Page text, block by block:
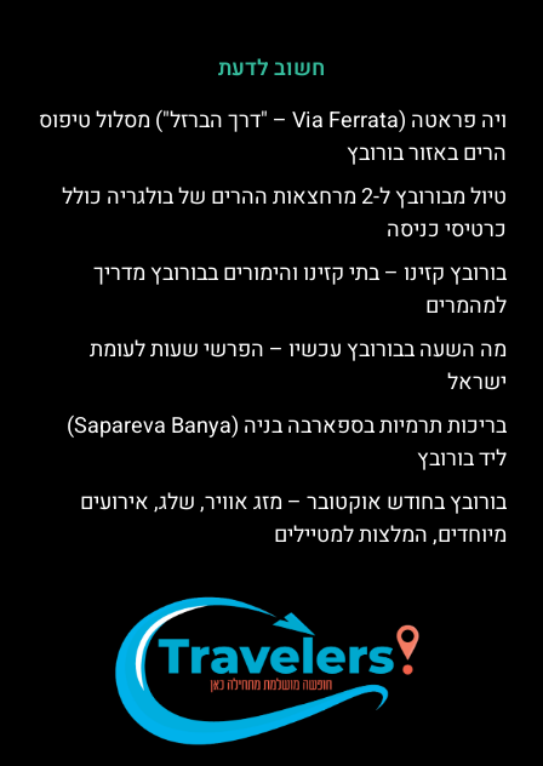
חשוב לדעת
ויה פראטה (Via Ferrata – "דרך הברזל") מסלול טיפוס
הרים באזור בורובץ
טיול מבורובץ ל-2 מרחצאות ההרים של בולגריה כולל
כרטיסי כניסה
בורובץ קזינו – בתי קזינו והימורים בבורובץ מדריך
למהמרים
מה השעה בבורובץ עכשיו – הפרשי שעות לעומת
ישראל
בריכות תרמיות בספארבה בניה (Sapareva Banya)
ליד בורובץ
בורובץ בחודש אוקטובר – מזג אוויר, שלג, אירועים
מיוחדים, המלצות למטיילים